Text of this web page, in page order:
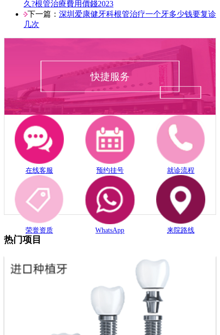
久?根管治療費用價錢2023
下一篇： 深圳爱康健牙科根管治疗一个牙多少钱要复诊
几次
快捷服务
在线客服 预约挂号 就诊流程
荣誉资质 WhatsApp 来院路线
热门项目